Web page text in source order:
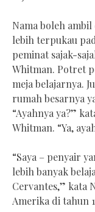
Nama boleh
lebih terpukau
peminat sajak-
Whitman. Potret
meja belajarnya.
rumah besarnya
“Ayahnya ya?”
Whitman. “Ya,
“Saya – penyair
lebih banyak
Cervantes,” kata
Amerika di tahun